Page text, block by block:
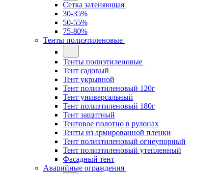
Сетка затеняющая
30-35%
50-55%
75-80%
Тенты полиэтиленовые
Тенты полиэтиленовые
Тент садовый
Тент укрывной
Тент полиэтиленовый 120г
Тент универсальный
Тент полиэтиленовый 180г
Тент защитный
Тентовое полотно в рулонах
Тенты из армированной пленки
Тент полиэтиленовый огнеупорный
Тент полиэтиленовый утепленный
Фасадный тент
Аварийные ограждения